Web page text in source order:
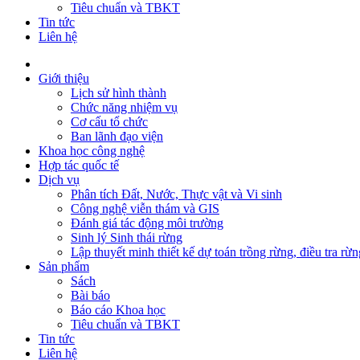
Tiêu chuẩn và TBKT
Tin tức
Liên hệ
Giới thiệu
Lịch sử hình thành
Chức năng nhiệm vụ
Cơ cấu tổ chức
Ban lãnh đạo viện
Khoa học công nghệ
Hợp tác quốc tế
Dịch vụ
Phân tích Đất, Nước, Thực vật và Vi sinh
Công nghệ viễn thám và GIS
Đánh giá tác động môi trường
Sinh lý Sinh thái rừng
Lập thuyết minh thiết kế dự toán trồng rừng, điều tra
Sản phẩm
Sách
Bài báo
Báo cáo Khoa học
Tiêu chuẩn và TBKT
Tin tức
Liên hệ